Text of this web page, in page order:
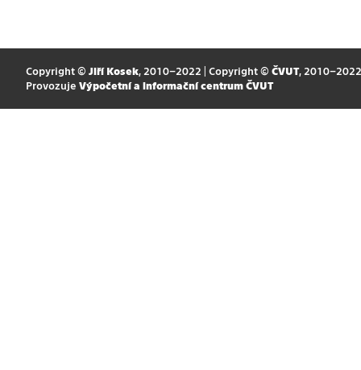
Copyright © Jiří Kosek, 2010–2022 | Copyright © ČVUT, 2010–2022
Provozuje Výpočetní a informační centrum ČVUT